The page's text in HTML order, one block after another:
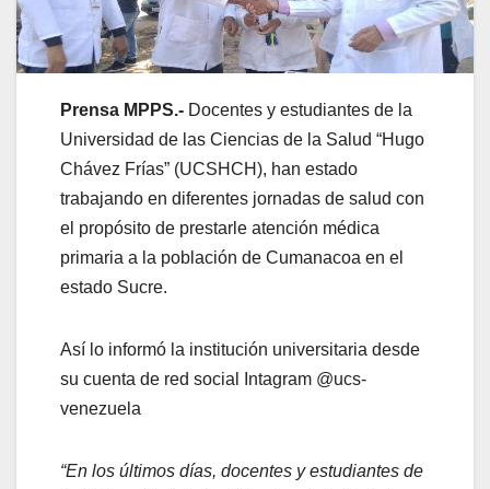
Prensa MPPS.- Docentes y estudiantes de la
Universidad de las Ciencias de la Salud “Hugo
Chávez Frías” (UCSHCH), han estado
trabajando en diferentes jornadas de salud con
el propósito de prestarle atención médica
primaria a la población de Cumanacoa en el
estado Sucre.
Así lo informó la institución universitaria desde
su cuenta de red social Intagram @ucs-
venezuela
“En los últimos días, docentes y estudiantes de